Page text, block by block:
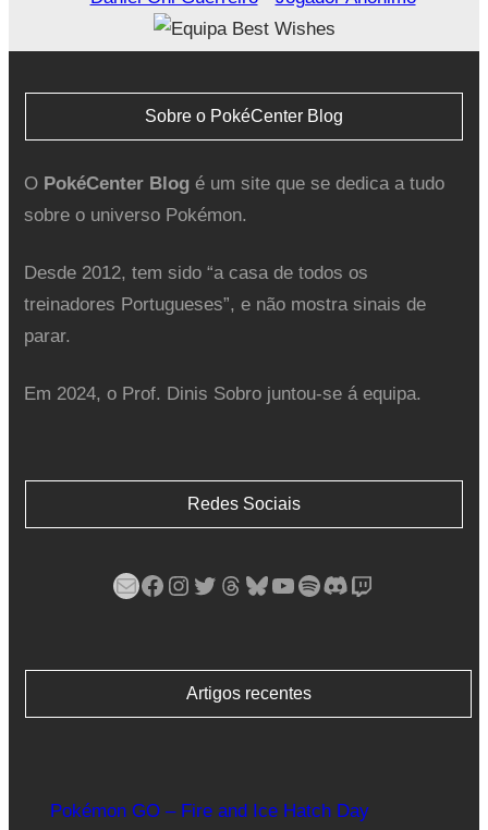
Sobre o PokéCenter Blog
O PokéCenter Blogé um site que se dedica a tudo
sobre o universo Pokémon.
Desde 2012, tem sido “a casa de todos os
treinadores Portugueses”, e não mostra sinais de
parar.
Em 2024, o Prof. Dinis Sobro juntou-se á equipa.
Redes Sociais
Mail Facebook Instagram Twitter Threads Bluesky YouTube Spotify Discord Twitch
Artigos recentes
Pokémon GO – Fire and Ice Hatch Day